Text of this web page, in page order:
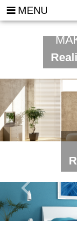
MENU